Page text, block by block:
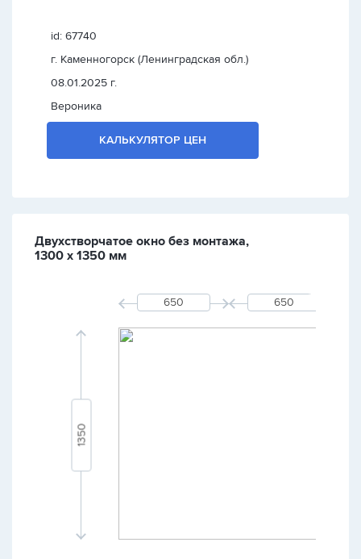
id: 67740
г. Каменногорск (Ленинградская обл.)
08.01.2025 г.
Вероника
КАЛЬКУЛЯТОР ЦЕН
Двухстворчатое окно без монтажа,
1300 х 1350 мм